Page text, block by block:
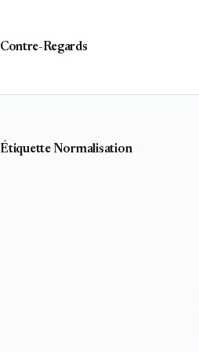
Contre-Regards
ÉtiquetteNormalisation